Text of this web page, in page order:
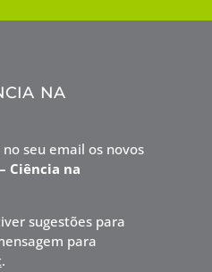
na
seu email os novos
Ciência na
sugestões para
para
.